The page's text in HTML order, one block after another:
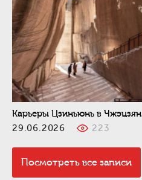
Карьеры Цзиньюнь в Чжэцзян
29.06.2026
223
Посмотреть все записи